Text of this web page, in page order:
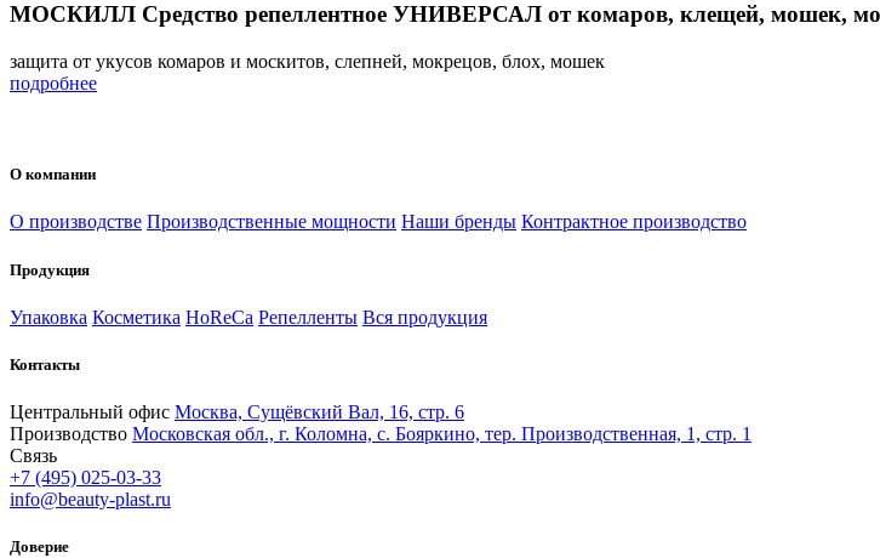
МОСКИЛЛ Средство репеллентное УНИВЕРСАЛ от комаров, клещей, мошек,
защита от укусов комаров и москитов, слепней, мокрецов, блох, мошек
подробнее
О компании
О производстве Производственные мощности Наши бренды Контрактное производство
Продукция
Упаковка Косметика HoReCa Репелленты Вся продукция
Контакты
Центральный офис Москва, Сущёвский Вал, 16, стр. 6
Производство Московская обл., г. Коломна, с. Бояркино, тер. Производственная, 1, стр. 1
Связь
+7 (495) 025-03-33
info@beauty-plast.ru
Доверие